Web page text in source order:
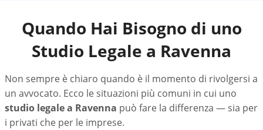
Quando Hai Bisogno di uno
Studio Legale a Ravenna
Non sempre è chiaro quando è il momento di rivolgersi a
un avvocato. Ecco le situazioni più comuni in cui uno
studio legale a Ravenna può fare la differenza — sia per
i privati che per le imprese.